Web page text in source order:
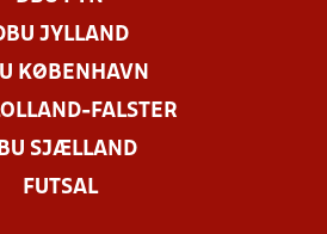
JYLLAND
KØBENHAVN
FALSTER
SJÆLLAND
FUTSAL